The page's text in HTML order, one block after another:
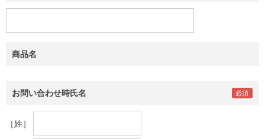
商品名
お問い合わせ時氏名
［姓］